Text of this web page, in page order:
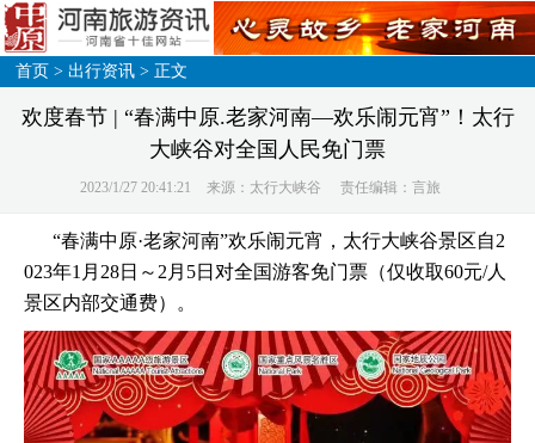
首页 >出行资讯 > 正文
欢度春节 | “春满中原.老家河南—欢乐闹元宵”！太行
大峡谷对全国人民免门票
2023/1/27 20:41:21 来源：太行大峡谷 责任编辑：言旅
“春满中原·老家河南”欢乐闹元宵，太行大峡谷景区自2
023年1月28日～2月5日对全国游客免门票（仅收取60元/人
景区内部交通费）。